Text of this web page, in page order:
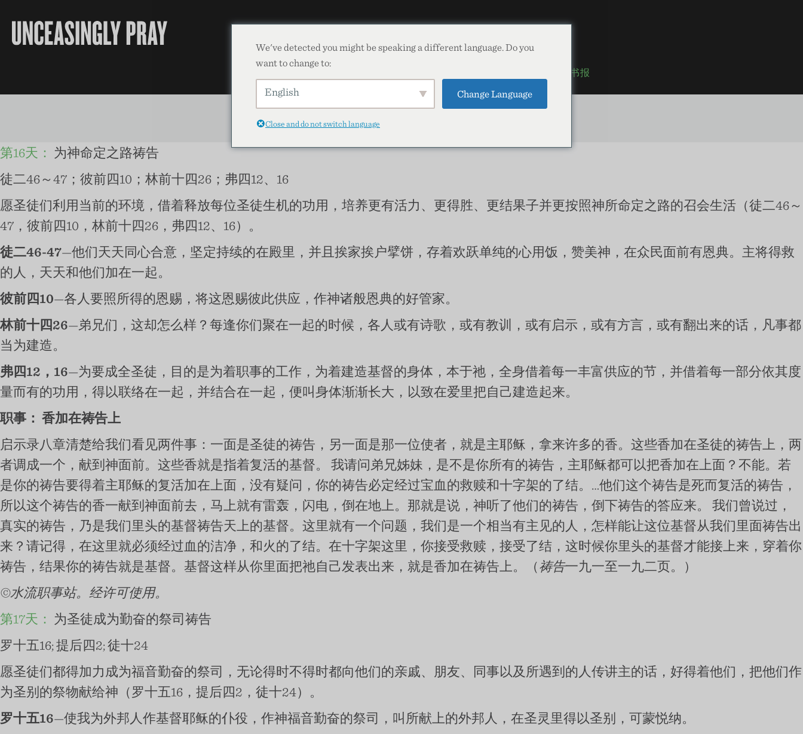
职事书报
第16天： 为神命定之路祷告
徒二46～47；彼前四10；林前十四26；弗四12、16
愿圣徒们利用当前的环境，借着释放每位圣徒生机的功用，培养更有活力、更得胜、更结果子并更按照神所命定之路的召会生活（徒二46～
47，彼前四10，林前十四26，弗四12、16）。
徒二46-47—他们天天同心合意，坚定持续的在殿里，并且挨家挨户擘饼，存着欢跃单纯的心用饭，赞美神，在众民面前有恩典。主将得救
的人，天天和他们加在一起。
彼前四10—各人要照所得的恩赐，将这恩赐彼此供应，作神诸般恩典的好管家。
林前十四26—弟兄们，这却怎么样？每逢你们聚在一起的时候，各人或有诗歌，或有教训，或有启示，或有方言，或有翻出来的话，凡事都
当为建造。
弗四12，16—为要成全圣徒，目的是为着职事的工作，为着建造基督的身体，本于祂，全身借着每一丰富供应的节，并借着每一部分依其度
量而有的功用，得以联络在一起，并结合在一起，便叫身体渐渐长大，以致在爱里把自己建造起来。
职事： 香加在祷告上
启示录八章清楚给我们看见两件事：一面是圣徒的祷告，另一面是那一位使者，就是主耶稣，拿来许多的香。这些香加在圣徒的祷告上，两
者调成一个，献到神面前。这些香就是指着复活的基督。 我请问弟兄姊妹，是不是你所有的祷告，主耶稣都可以把香加在上面？不能。若
是你的祷告要得着主耶稣的复活加在上面，没有疑问，你的祷告必定经过宝血的救赎和十字架的了结。…他们这个祷告是死而复活的祷告，
所以这个祷告的香一献到神面前去，马上就有雷轰，闪电，倒在地上。那就是说，神听了他们的祷告，倒下祷告的答应来。 我们曾说过，
真实的祷告，乃是我们里头的基督祷告天上的基督。这里就有一个问题，我们是一个相当有主见的人，怎样能让这位基督从我们里面祷告出
来？请记得，在这里就必须经过血的洁净，和火的了结。在十字架这里，你接受救赎，接受了结，这时候你里头的基督才能接上来，穿着你
祷告，结果你的祷告就是基督。基督这样从你里面把祂自己发表出来，就是香加在祷告上。（祷告一九一至一九二页。）
©水流职事站。经许可使用。
第17天： 为圣徒成为勤奋的祭司祷告
罗十五16; 提后四2; 徒十24
愿圣徒们都得加力成为福音勤奋的祭司，无论得时不得时都向他们的亲戚、朋友、同事以及所遇到的人传讲主的话，好得着他们，把他们作
为圣别的祭物献给神（罗十五16，提后四2，徒十24）。
罗十五16—使我为外邦人作基督耶稣的仆役，作神福音勤奋的祭司，叫所献上的外邦人，在圣灵里得以圣别，可蒙悦纳。
We've detected you might be speaking a different language. Do you
want to change to:
English Change Language
Close and do not switch language